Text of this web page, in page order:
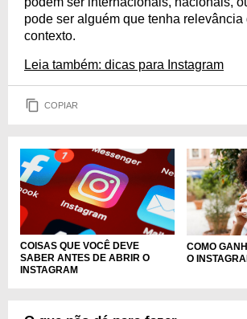
pode ser alguém que tenha relevância
contexto.
Leia também: dicas para Instagram
COPIAR
COISAS QUE VOCÊ DEVE
SABER ANTES DE ABRIR O
INSTAGRAM
COMO
O